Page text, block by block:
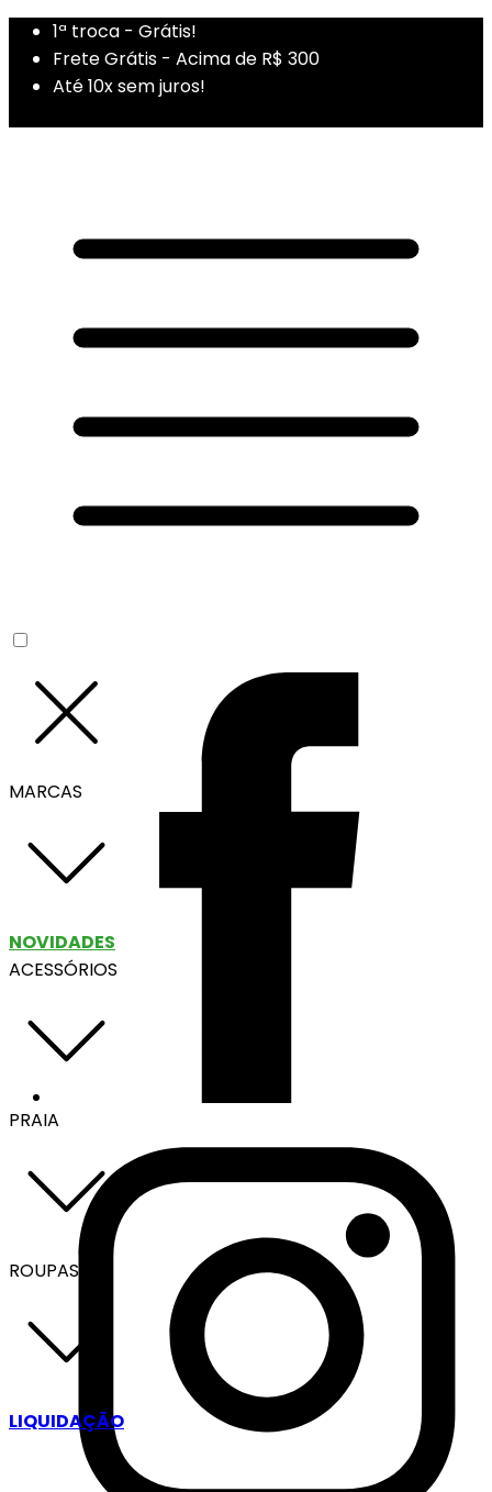
1ª troca - Grátis!
Frete Grátis - Acima de R$ 300
Até 10x sem juros!
MARCAS
NOVIDADES
ACESSÓRIOS
PRAIA
ROUPAS
LIQUIDAÇÃO